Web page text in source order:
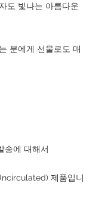
도 빛나는 아름다운
분에게 선물로도 매
송에 대해서
제품입니